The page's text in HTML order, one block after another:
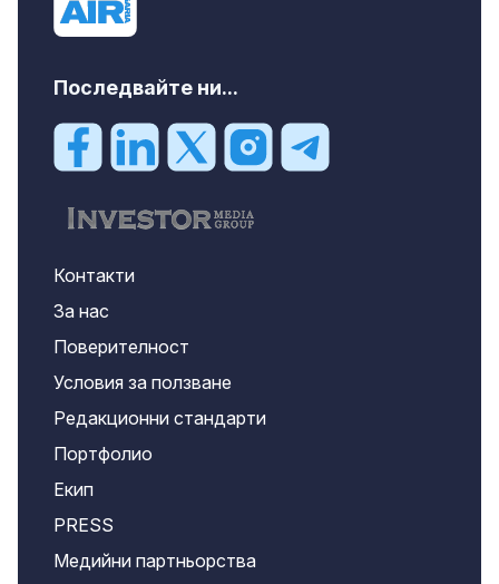
Последвайте ни...
Контакти
За нас
Поверителност
Условия за ползване
Редакционни стандарти
Портфолио
Екип
PRESS
Медийни партньорства